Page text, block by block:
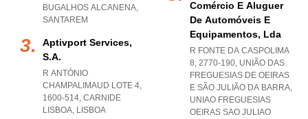
BUGALHOS ALCANENA,
SANTAREM
Aptivport Services,
S.a.
R ANTÓNIO
CHAMPALIMAUD LOTE 4,
1600-514, CARNIDE
LISBOA, LISBOA
Comércio E Aluguer
De Automóveis E
Equipamentos, Lda
R FONTE DA CASPOLIMA
8, 2770-190, UNIÃO DAS
FREGUESIAS DE OEIRAS
E SÃO JULIÃO DA BARRA,
UNIAO FREGUESIAS
OEIRAS SAO JULIAO